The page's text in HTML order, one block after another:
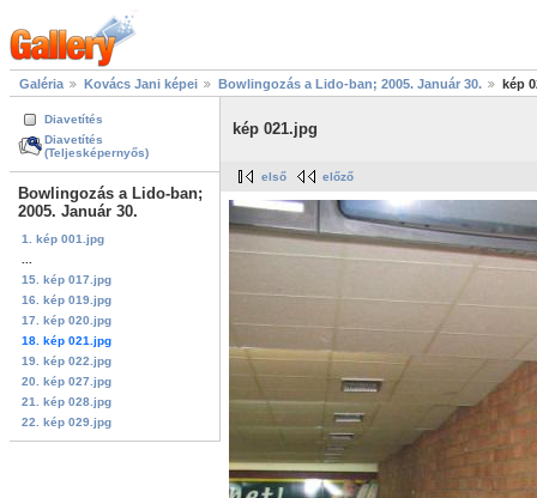
Galéria Kovács Jani képei Bowlingozás a Lido-ban; 2005. Január 30. kép
Diavetítés
Diavetítés
(Teljesképernyős)
Bowlingozás a Lido-ban;
2005. Január 30.
1. kép 001.jpg
15. kép 017.jpg
16. kép 019.jpg
17. kép 020.jpg
18. kép 021.jpg
19. kép 022.jpg
20. kép 027.jpg
21. kép 028.jpg
22. kép 029.jpg
kép 021.jpg
első előző